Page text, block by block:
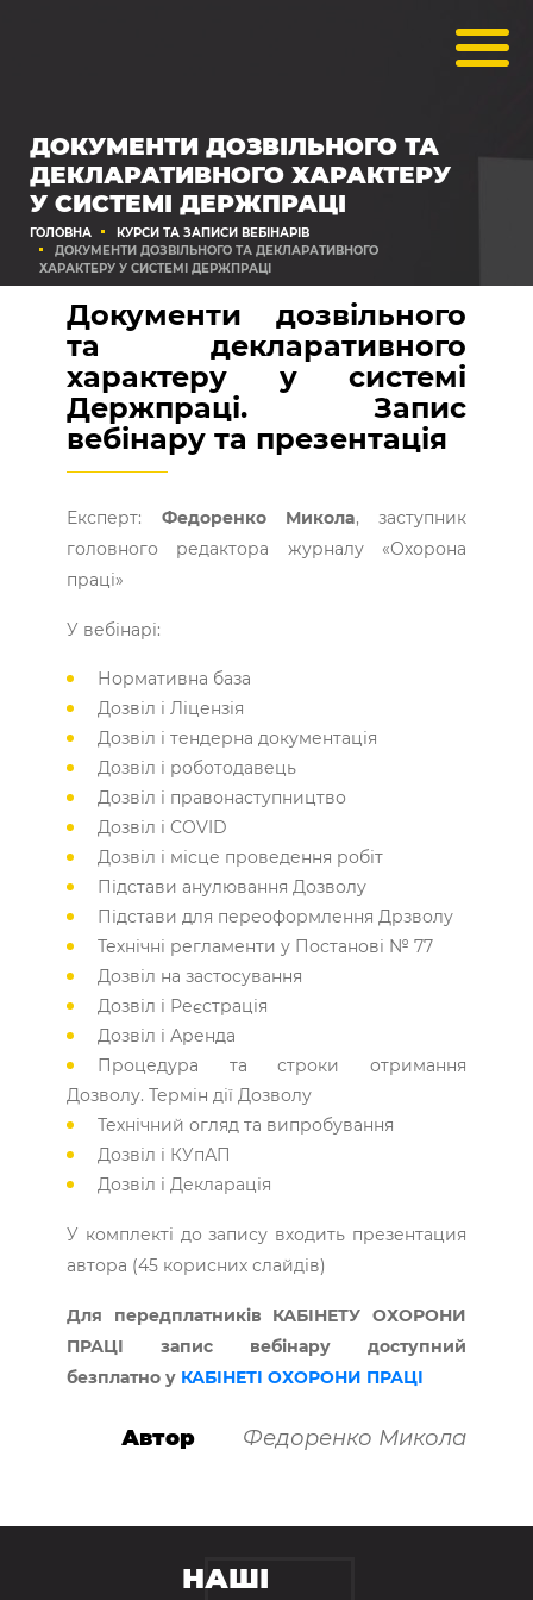
ДОКУМЕНТИ ДОЗВІЛЬНОГО ТА
ДЕКЛАРАТИВНОГО ХАРАКТЕРУ
У СИСТЕМІ ДЕРЖПРАЦІ
ГОЛОВНА
КУРСИ ТА ЗАПИСИ ВЕБІНАРІВ
ДОКУМЕНТИ ДОЗВІЛЬНОГО ТА ДЕКЛАРАТИВНОГО
ХАРАКТЕРУ У СИСТЕМІ ДЕРЖПРАЦІ
Документи дозвільного
та декларативного
характеру у системі
Держпраці. Запис
вебінару та презентація
Експерт: Федоренко Микола, заступник
головного редактора журналу «Охорона
праці»
У вебінарі:
Нормативна база
Дозвіл і Ліцензія
Дозвіл і тендерна документація
Дозвіл і роботодавець
Дозвіл і правонаступництво
Дозвіл і COVID
Дозвіл і місце проведення робіт
Підстави анулювання Дозволу
Підстави для переоформлення Дрзволу
Технічні регламенти у Постанові № 77
Дозвіл на застосування
Дозвіл і Реєстрація
Дозвіл і Аренда
Процедура та строки отримання
Дозволу. Термін дії Дозволу
Технічний огляд та випробування
Дозвіл і КУпАП
Дозвіл і Декларація
У комплекті до запису входить презентация
автора (45 корисних слайдів)
Для передплатників КАБІНЕТУ ОХОРОНИ
ПРАЦІ запис вебінару доступний
безплатно у КАБІНЕТІ ОХОРОНИ ПРАЦІ
Автор Федоренко Микола
НАШІ